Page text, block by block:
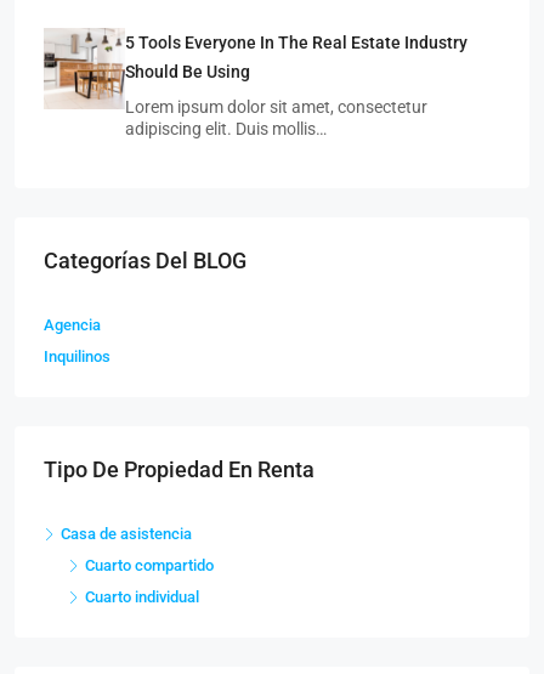
5 Tools Everyone In The Real Estate Industry
Should Be Using
Lorem ipsum dolor sit amet, consectetur
adipiscing elit. Duis mollis…
Categorías Del BLOG
Agencia
Inquilinos
Tipo De Propiedad En Renta
Casa de asistencia
Cuarto compartido
Cuarto individual